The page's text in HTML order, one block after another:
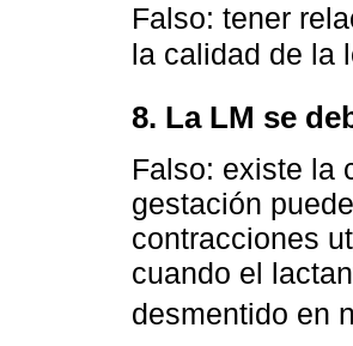
Falso: tener
la calidad de la
8. La LM se
Falso: existe la
gestación
contracciones
cuando el
desmentido en